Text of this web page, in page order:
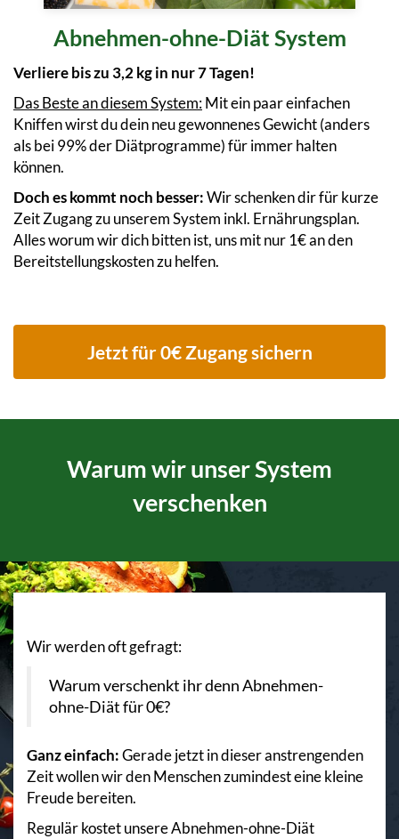
Abnehmen-ohne-Diät System
Verliere bis zu 3,2 kg in nur 7 Tagen!
Das Beste an diesem System:Mit ein paar einfachen
Kniffen wirst du dein neu gewonnenes Gewicht (anders
als bei 99% der Diätprogramme) für immer halten
können.
Doch es kommt noch besser:Wir schenken dir für kurze
Zeit Zugang zu unserem System inkl. Ernährungsplan.
Alles worum wir dich bitten ist, uns mit nur 1€ an den
Bereitstellungskosten zu helfen.
Jetzt für 0€ Zugang sichern
Warum wir unser System
verschenken
Wir werden oft gefragt:
Warum verschenkt ihr denn Abnehmen-
ohne-Diät für 0€?
Ganz einfach:Gerade jetzt in dieser anstrengenden
Zeit wollen wir den Menschen zumindest eine kleine
Freude bereiten.
Regulär kostet unsere Abnehmen-ohne-Diät